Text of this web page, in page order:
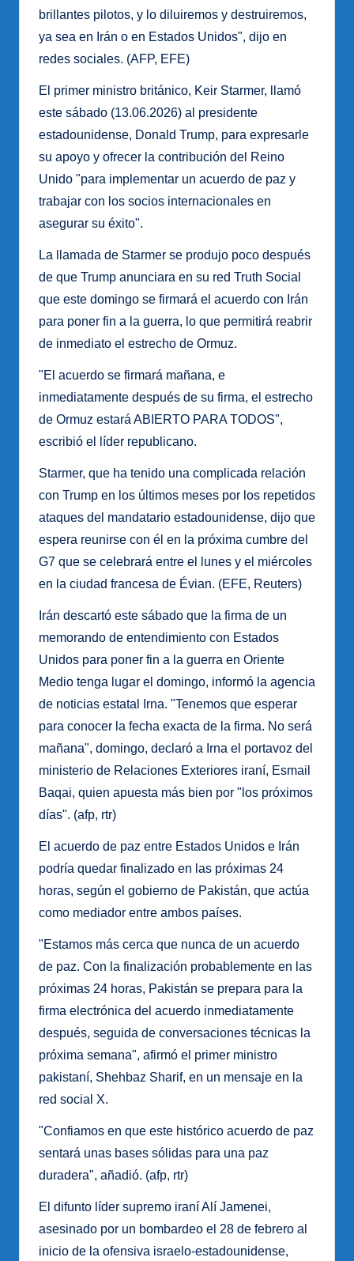
brillantes pilotos, y lo diluiremos y destruiremos,
ya sea en Irán o en Estados Unidos", dijo en
redes sociales. (AFP, EFE)
El primer ministro británico, Keir Starmer, llamó
este sábado (13.06.2026) al presidente
estadounidense, Donald Trump, para expresarle
su apoyo y ofrecer la contribución del Reino
Unido "para implementar un acuerdo de paz y
trabajar con los socios internacionales en
asegurar su éxito".
La llamada de Starmer se produjo poco después
de que Trump anunciara en su red Truth Social
que este domingo se firmará el acuerdo con Irán
para poner fin a la guerra, lo que permitirá reabrir
de inmediato el estrecho de Ormuz.
"El acuerdo se firmará mañana, e
inmediatamente después de su firma, el estrecho
de Ormuz estará ABIERTO PARA TODOS",
escribió el líder republicano.
Starmer, que ha tenido una complicada relación
con Trump en los últimos meses por los repetidos
ataques del mandatario estadounidense, dijo que
espera reunirse con él en la próxima cumbre del
G7 que se celebrará entre el lunes y el miércoles
en la ciudad francesa de Évian. (EFE, Reuters)
Irán descartó este sábado que la firma de un
memorando de entendimiento con Estados
Unidos para poner fin a la guerra en Oriente
Medio tenga lugar el domingo, informó la agencia
de noticias estatal Irna. "Tenemos que esperar
para conocer la fecha exacta de la firma. No será
mañana", domingo, declaró a Irna el portavoz del
ministerio de Relaciones Exteriores iraní, Esmail
Baqai, quien apuesta más bien por "los próximos
días". (afp, rtr)
El acuerdo de paz entre Estados Unidos e Irán
podría quedar finalizado en las próximas 24
horas, según el gobierno de Pakistán, que actúa
como mediador entre ambos países.
"Estamos más cerca que nunca de un acuerdo
de paz. Con la finalización probablemente en las
próximas 24 horas, Pakistán se prepara para la
firma electrónica del acuerdo inmediatamente
después, seguida de conversaciones técnicas la
próxima semana", afirmó el primer ministro
pakistaní, Shehbaz Sharif, en un mensaje en la
red social X.
"Confiamos en que este histórico acuerdo de paz
sentará unas bases sólidas para una paz
duradera", añadió. (afp, rtr)
El difunto líder supremo iraní Alí Jamenei,
asesinado por un bombardeo el 28 de febrero al
inicio de la ofensiva israelo-estadounidense,